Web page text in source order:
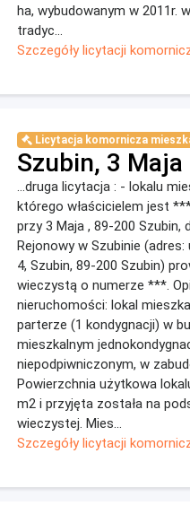
ha, wybudowanym w 2011r.
tradyc...
Szczegóły licytacji
Licytacja komornicza
Szubin, 3 Maja
...druga licytacja : - lokalu
którego właścicielem jest
przy 3 Maja , 89-200 Szubin,
Rejonowy w Szubinie (adres:
4, Szubin, 89-200 Szubin)
wieczystą o numerze ***.
nieruchomości: lokal
parterze (1 kondygnacji) w
mieszkalnym
niepodpiwniczonym, w
Powierzchnia użytkowa
m2 i przyjęta została na
wieczystej. Mies...
Szczegóły licytacji